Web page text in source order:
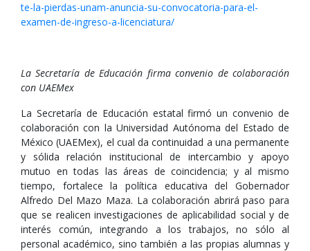
te-la-pierdas-unam-anuncia-su-convocatoria-para-el-
examen-de-ingreso-a-licenciatura/
La Secretaría de Educación firma convenio de colaboración
con UAEMex
La Secretaría de Educación estatal firmó un convenio de
colaboración con la Universidad Autónoma del Estado de
México (UAEMex), el cual da continuidad a una permanente
y sólida relación institucional de intercambio y apoyo
mutuo en todas las áreas de coincidencia; y al mismo
tiempo, fortalece la política educativa del Gobernador
Alfredo Del Mazo Maza. La colaboración abrirá paso para
que se realicen investigaciones de aplicabilidad social y de
interés común, integrando a los trabajos, no sólo al
personal académico, sino también a las propias alumnas y